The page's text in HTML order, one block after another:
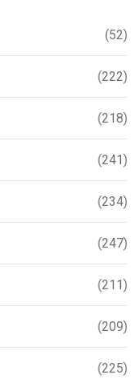
(52)
(222)
(218)
(241)
(234)
(247)
(211)
(209)
(225)